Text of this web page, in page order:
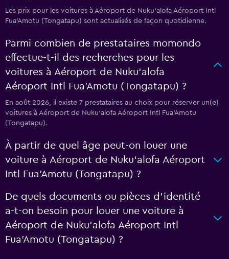
Les prix pour les voitures à Aéroport de Nuku‘alofa Aéroport Intl
Fua'Amotu (Tongatapu) sont actualisés de façon quotidienne.
Parmi combien de prestataires momondo
effectue-t-il des recherches pour les
voitures à Aéroport de Nuku‘alofa
Aéroport Intl Fua'Amotu (Tongatapu) ?
En août 2026, il existe 7 prestataires au choix pour réserver un(e)
voitures à Aéroport de Nuku‘alofa Aéroport Intl Fua'Amotu
(Tongatapu).
À partir de quel âge peut-on louer une
voiture à Aéroport de Nuku‘alofa Aéroport
Intl Fua'Amotu (Tongatapu) ?
De quels documents ou pièces d'identité
a-t-on besoin pour louer une voiture à
Aéroport de Nuku‘alofa Aéroport Intl
Fua'Amotu (Tongatapu) ?